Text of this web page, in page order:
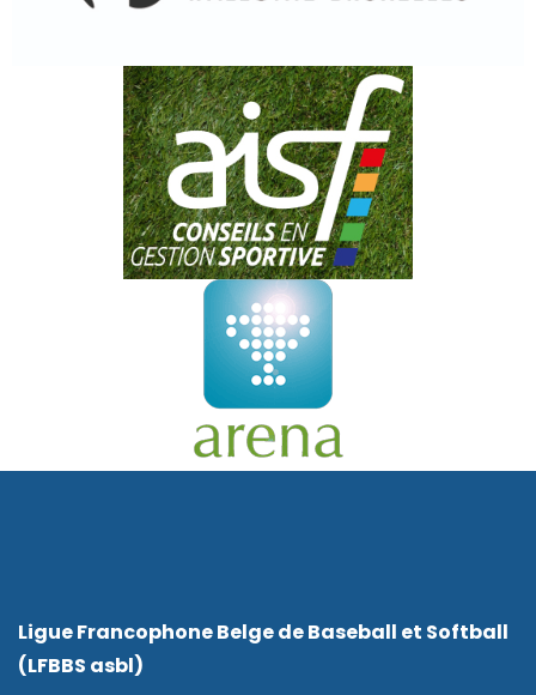
Ligue Francophone Belge de Baseball et Softball
(LFBBS asbl)